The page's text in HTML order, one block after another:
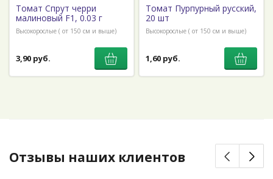
Томат Спрут черри
малиновый F1, 0.03 г
Высокорослые ( от 150 см и выше)
3,90 руб.
Томат Пурпурный русский,
20 шт
Высокорослые ( от 150 см и выше)
1,60 руб.
Отзывы наших клиентов